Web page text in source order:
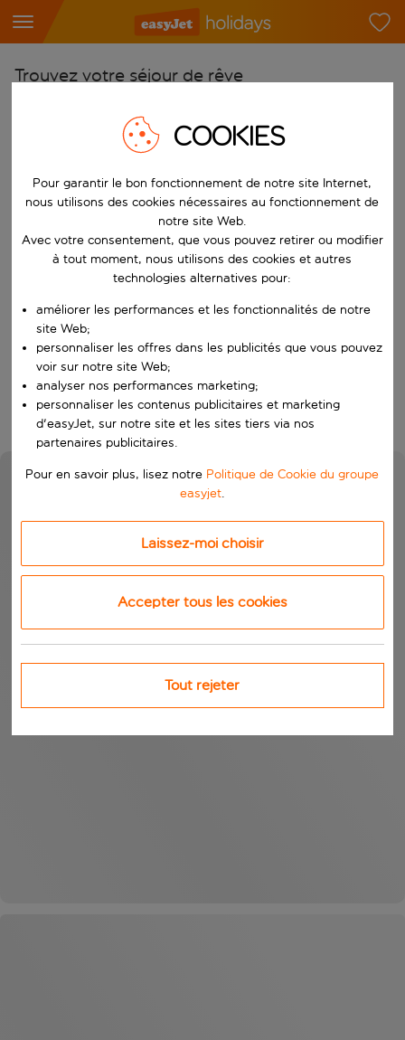
Trouvez votre séjour de rêve
Choisissez votre aéroport
Commencez à taper pour la saisie automatique. Lorsque les
Choisissez votre destination
Vers
Choisissez vos dates
Quand
Rechercher
COOKIES
Pour garantir le bon fonctionnement de notre site Internet,
nous utilisons des cookies nécessaires au fonctionnement de
notre site Web.
Avec votre consentement, que vous pouvez retirer ou modifier
à tout moment, nous utilisons des cookies et autres
technologies alternatives pour:
améliorer les performances et les fonctionnalités de notre
site Web;
personnaliser les offres dans les publicités que vous pouvez
voir sur notre site Web;
analyser nos performances marketing;
personnaliser les contenus publicitaires et marketing
d'easyJet, sur notre site et les sites tiers via nos
partenaires publicitaires.
Pour en savoir plus, lisez notre Politique de Cookie du groupe
easyjet.
Laissez-moi choisir
Accepter tous les cookies
Tout rejeter